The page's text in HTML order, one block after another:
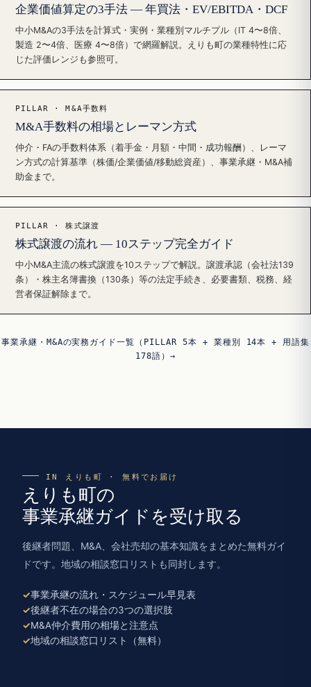
企業価値算定の3手法 — 年買法・EV/EBITDA・DCF
中小M&Aの3手法を計算式・実例・業種別マルチプル（IT 4〜8倍、
製造 2〜4倍、医療 4〜8倍）で網羅解説。えりも町の業種特性に応
じた評価レンジも参照可。
PILLAR · M&A手数料
M&A手数料の相場とレーマン方式
仲介・FAの手数料体系（着手金・月額・中間・成功報酬）、レーマ
ン方式の計算基準（株価/企業価値/移動総資産）、事業承継・M&A補
助金まで。
PILLAR · 株式譲渡
株式譲渡の流れ — 10ステップ完全ガイド
中小M&A主流の株式譲渡を10ステップで解説。譲渡承認（会社法139
条）・株主名簿書換（130条）等の法定手続き、必要書類、税務、経
営者保証解除まで。
事業承継・M&Aの実務ガイド一覧（PILLAR 5本 + 業種別 14本 + 用語集
178語）→
IN えりも町 · 無料でお届け
えりも町の
事業承継ガイドを受け取る
後継者問題、M&A、会社売却の基本知識をまとめた無料ガイ
ドです。地域の相談窓口リストも同封します。
事業承継の流れ・スケジュール早見表
後継者不在の場合の3つの選択肢
M&A仲介費用の相場と注意点
地域の相談窓口リスト（無料）